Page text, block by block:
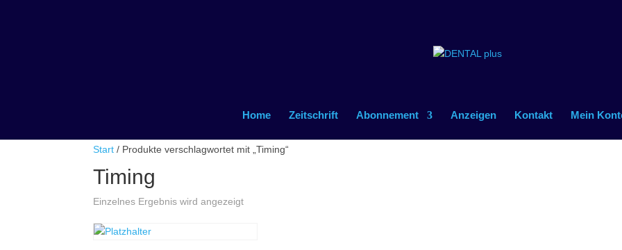
Home Zeitschrift Abonnement Anzeigen Kontakt Mein
Start / Produkte verschlagwortet mit „Timing“
Timing
Einzelnes Ergebnis wird angezeigt